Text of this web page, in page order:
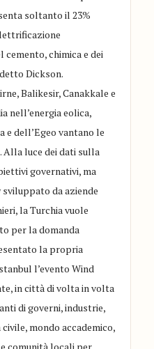
soltanto il 23%
cemento, chimica e dei
Dickson.
Balikesir, Canakkale e
nell’energia eolica,
e dell’Egeo vantano le
luce dei dati sulla
governativi, ma
da aziende
la Turchia vuole
per la domanda
la propria
l’evento Wind
in città di volta in volta
di governi, industrie,
mondo accademico,
comunità locali per